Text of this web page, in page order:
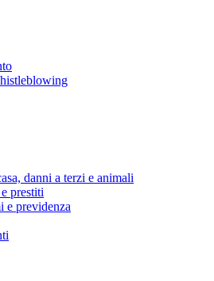
danni a terzi e animali
prestiti
e previdenza